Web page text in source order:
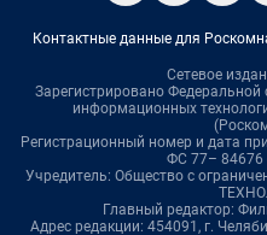
Контактные данные для
Сетевое
Зарегистрировано Федеральной
информационных
Регистрационный номер и дата
ФС 77– 84676
Учредитель: Общество с
Главный редактор:
Адрес редакции: 454091, г.